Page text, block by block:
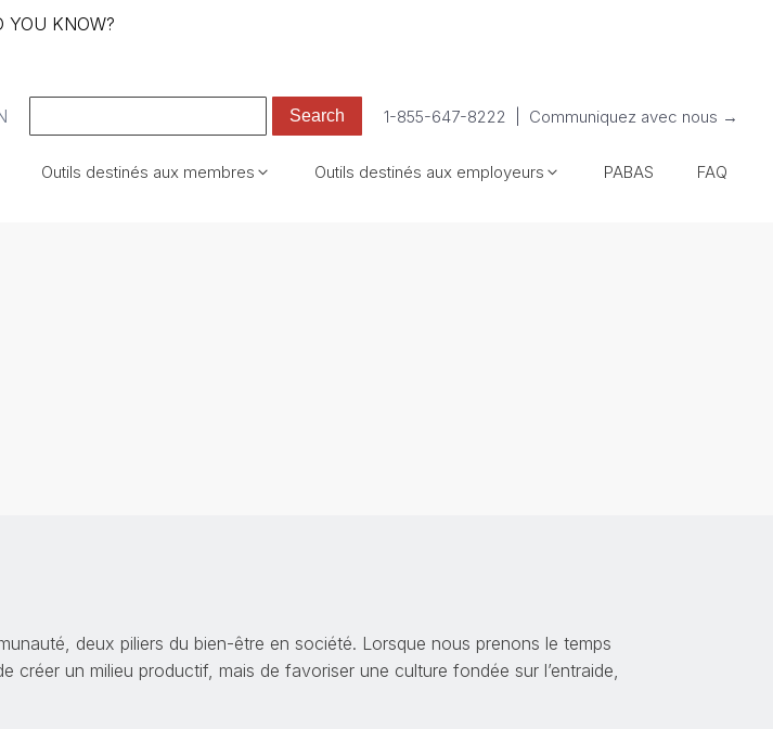
YOU KNOW?
1-855-647-8222 Communiquez avec nous →
Outils destinés aux membres Outils destinés aux employeurs PABAS FAQ
deux piliers du bien-être en société. Lorsque nous prenons le temps
créer un milieu productif, mais de favoriser une culture fondée sur l’entraide,